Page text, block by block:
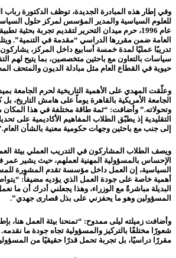
وفي إطار هذه المبادرة الجديدة، توظف الدكتورة رباب
للعلوم السياسية والمدير المؤسس لمركز حلول
عام 1996، حرم ميدان التحرير لتقديم تجربة بحثية
العامة ضمن مقررها الدراسي “مقدمة في التنمية”.
تدريبًا عمليًا لمدة خمسة أسابيع داخل المركز،
سياسات بالتعاون مع باحثين متخصصين، بما يتيح لهم
حيوية في القطاع العام مثل مبادلة الديون والمتحف
وعلّقت المهدي على الأهمية التاريخية لحرم الجامعة
الجامعة الأمريكية بالقاهرة يوماً على هامش التاريخ،
وتحولاته.” وأضافت: “ثمة طاقة مختلفة في هذا
التقليدية إذ يطبّق الطلاب المفاهيم الأكاديمية على
إلى جنب مع باحثين وجهات حكومية معنية بالشأن
ويصف الطلاب المشاركون في التدريب العملي بيئة
الإحساس بالمسؤولية المهنية لعملهم، حيث يشير عمر
السياسية، إن العمل داخل مؤسسة تقدم المشورة
أهمية خاصة على جودة العمل الذي يؤديه مضيفاً:
البديلة مباشرةً مع الوزراء، وهذا يجعلني أدرك أن ما
المسؤولين وهو ما يحفزني على بذل قصارى جهدي”.
وأضافت زميلته ليلى ممدوح: “تمنحنا بيئة العمل هنا،
شعورًا مختلفًا بالتركيز والمسؤولية تجاه جودة ما
مقررًا دراسيًا، بل تجربة تحمل قدرًا حقيقيًا من